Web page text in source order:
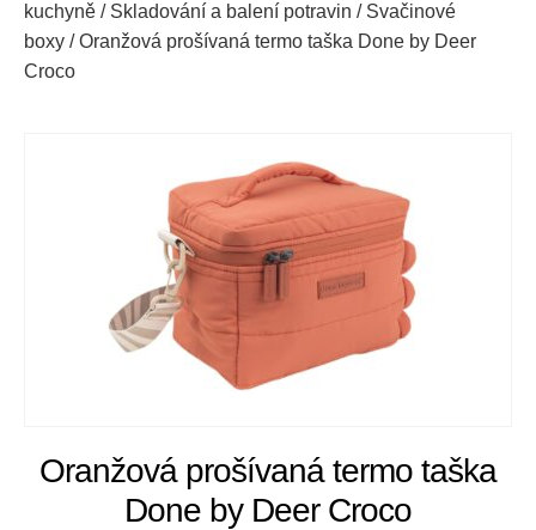
kuchyně / Skladování a balení potravin / Svačinové
boxy / Oranžová prošívaná termo taška Done by Deer
Croco
Oranžová prošívaná termo taška
Done by Deer Croco